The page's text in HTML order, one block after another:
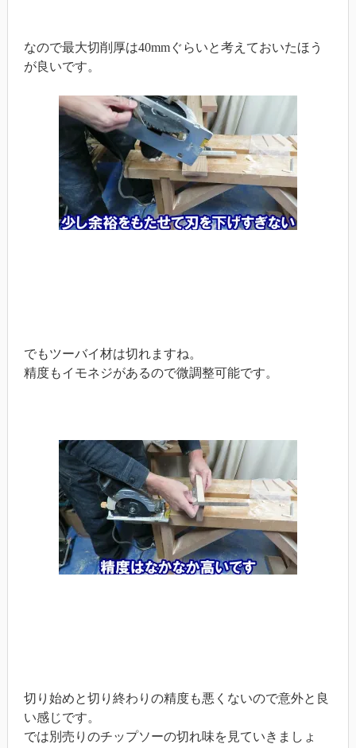
なので最大切削厚は40mmぐらいと考えておいたほう
が良いです。
でもツーバイ材は切れますね。
精度もイモネジがあるので微調整可能です。
切り始めと切り終わりの精度も悪くないので意外と良
い感じです。
では別売りのチップソーの切れ味を見ていきましょ